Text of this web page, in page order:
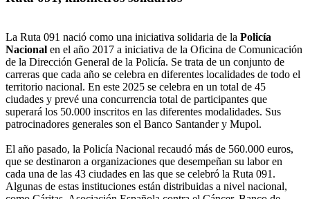
La Ruta 091 nació como una iniciativa solidaria de la Policía
Nacional en el año 2017 a iniciativa de la Oficina de Comunicación
de la Dirección General de la Policía. Se trata de un conjunto de
carreras que cada año se celebra en diferentes localidades de todo el
territorio nacional. En este 2025 se celebra en un total de 45
ciudades y prevé una concurrencia total de participantes que
superará los 50.000 inscritos en las diferentes modalidades. Sus
patrocinadores generales son el Banco Santander y Mupol.
El año pasado, la Policía Nacional recaudó más de 560.000 euros,
que se destinaron a organizaciones que desempeñan su labor en
cada una de las 43 ciudades en las que se celebró la Ruta 091.
Algunas de estas instituciones están distribuidas a nivel nacional,